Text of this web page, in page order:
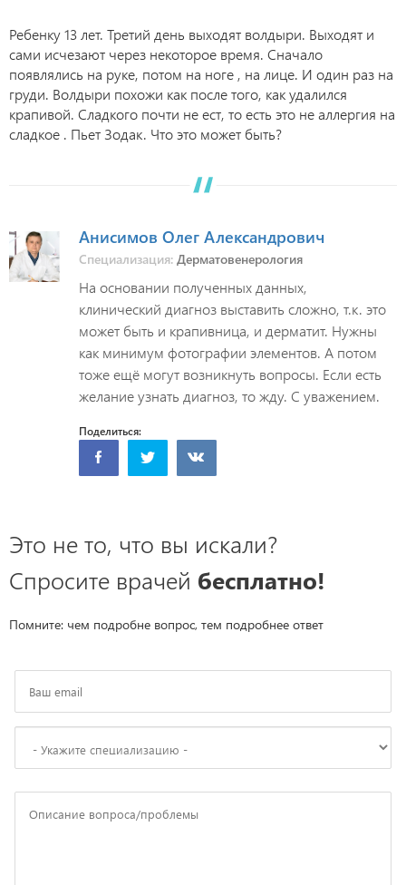
Ребенку 13 лет. Третий день выходят волдыри. Выходят и
сами исчезают через некоторое время. Сначало
появлялись на руке, потом на ноге , на лице. И один раз на
груди. Волдыри похожи как после того, как удалился
крапивой. Сладкого почти не ест, то есть это не аллергия на
сладкое . Пьет Зодак. Что это может быть?
Анисимов Олег Александрович
Специализация: Дерматовенерология
На основании полученных данных,
клинический диагноз выставить сложно, т.к. это
может быть и крапивница, и дерматит. Нужны
как минимум фотографии элементов. А потом
тоже ещё могут возникнуть вопросы. Если есть
желание узнать диагноз, то жду. С уважением.
Поделиться:
Это не то, что вы искали?
Спросите врачей бесплатно!
Помните: чем подробне вопрос, тем подробнее ответ